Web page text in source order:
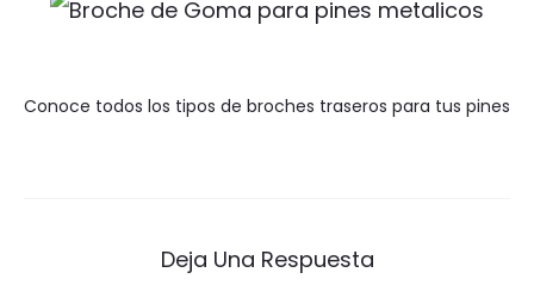
Conoce todos los tipos de broches traseros para tus pines
Deja Una Respuesta